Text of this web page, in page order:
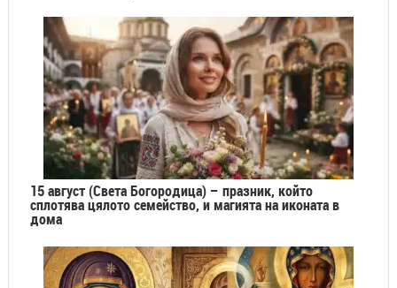
15 август (Света Богородица) – празник, който
сплотява цялото семейство, и магията на иконата в
дома